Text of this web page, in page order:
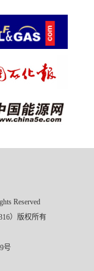
Reserved
）版权所有
号